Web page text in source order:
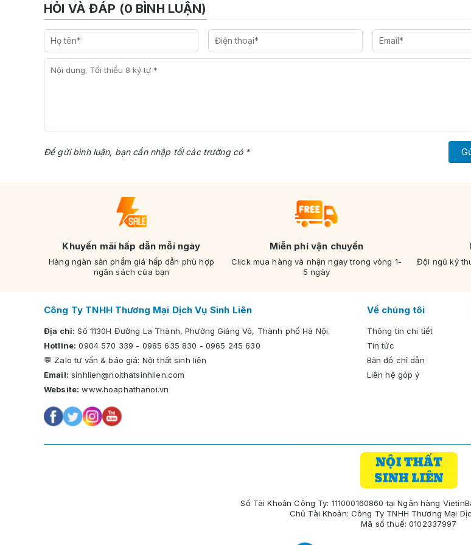
HỎI VÀ ĐÁP (0 BÌNH LUẬN)
Để gửi bình luận, bạn cần nhập tối các trường có *
Khuyến mãi hấp dẫn mỗi ngày
Hàng ngàn sản phẩm giá hấp dẫn phù hợp
ngân sách của bạn
Miễn phí vận chuyển
Click mua hàng và nhận ngay trong vòng 1-
5 ngày
Đội ngũ kỹ
Công Ty TNHH Thương Mại Dịch Vụ Sinh Liên
Địa chỉ: Số 1130H Đường La Thành, Phường Giảng Võ, Thành phố Hà Nội.
Hotline: 0904 570 339 - 0985 635 830 - 0965 245 630
💬 Zalo tư vấn & báo giá: Nội thất sinh liên
Email: sinhlien@noithatsinhlien.com
Website: www.hoaphathanoi.vn
Về chúng tôi
Thông tin chi tiết
Tin tức
Bản đồ chỉ dẫn
Liên hệ góp ý
Số Tài Khoản Công Ty: 111000160860 tại Ngân hàng
Chủ Tài Khoản: Công Ty TNHH Thương Mại
Mã số thuế: 0102337997